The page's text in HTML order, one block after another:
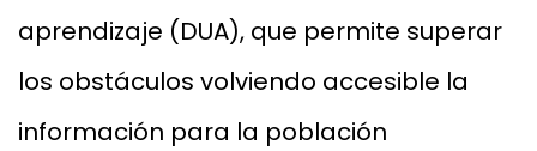
aprendizaje (DUA), que permite superar
los obstáculos volviendo accesible la
información para la población